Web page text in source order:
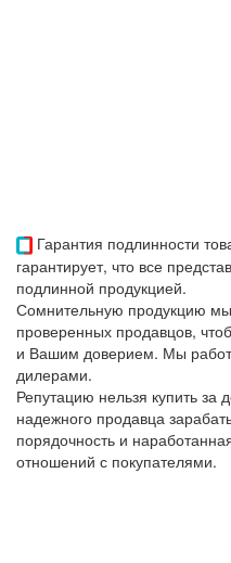
Гарантия подлинности
гарантирует, что все
подлинной продукцией.
Сомнительную продукцию
проверенных продавцов,
и Вашим доверием. Мы
дилерами.
Репутацию нельзя купить
надежного продавца
порядочность и
отношений с покупателями.